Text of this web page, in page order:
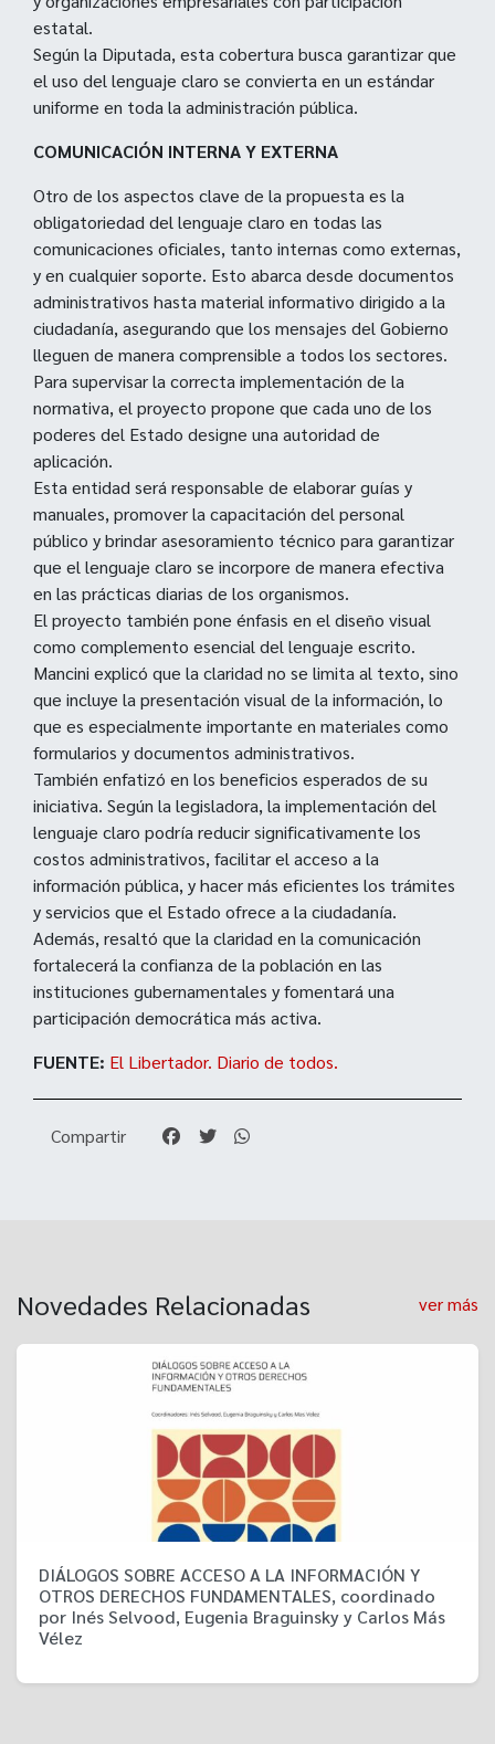
estatal.
Según la Diputada, esta cobertura busca garantizar que
el uso del lenguaje claro se convierta en un estándar
uniforme en toda la administración pública.
COMUNICACIÓN INTERNA Y EXTERNA
Otro de los aspectos clave de la propuesta es la
obligatoriedad del lenguaje claro en todas las
comunicaciones oficiales, tanto internas como externas,
y en cualquier soporte. Esto abarca desde documentos
administrativos hasta material informativo dirigido a la
ciudadanía, asegurando que los mensajes del Gobierno
lleguen de manera comprensible a todos los sectores.
Para supervisar la correcta implementación de la
normativa, el proyecto propone que cada uno de los
poderes del Estado designe una autoridad de
aplicación.
Esta entidad será responsable de elaborar guías y
manuales, promover la capacitación del personal
público y brindar asesoramiento técnico para garantizar
que el lenguaje claro se incorpore de manera efectiva
en las prácticas diarias de los organismos.
El proyecto también pone énfasis en el diseño visual
como complemento esencial del lenguaje escrito.
Mancini explicó que la claridad no se limita al texto, sino
que incluye la presentación visual de la información, lo
que es especialmente importante en materiales como
formularios y documentos administrativos.
También enfatizó en los beneficios esperados de su
iniciativa. Según la legisladora, la implementación del
lenguaje claro podría reducir significativamente los
costos administrativos, facilitar el acceso a la
información pública, y hacer más eficientes los trámites
y servicios que el Estado ofrece a la ciudadanía.
Además, resaltó que la claridad en la comunicación
fortalecerá la confianza de la población en las
instituciones gubernamentales y fomentará una
participación democrática más activa.
FUENTE: El Libertador. Diario de todos.
Compartir
Novedades Relacionadas ver más
DIÁLOGOS SOBRE ACCESO A LA INFORMACIÓN Y
OTROS DERECHOS FUNDAMENTALES, coordinado
por Inés Selvood, Eugenia Braguinsky y Carlos Más
Vélez